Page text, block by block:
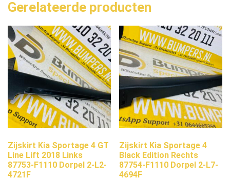
Gerelateerde producten
Zijskirt Kia Sportage 4 GT
Line Lift 2018 Links
87753-F1110 Dorpel 2-L2-
4721F
Zijskirt Kia Sportage 4
Black Edition Rechts
87754-F1110 Dorpel 2-L7-
4694F